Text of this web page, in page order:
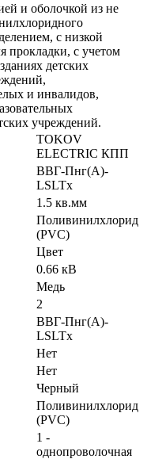
и оболочкой из не
с низкой
прокладки, с учетом
детских
и инвалидов,
учреждений.
TOKOV
ELECTRIC КПП
ВВГ-Пнг(А)-
LSLTx
1.5 кв.мм
Поливинилхлорид
(PVC)
Цвет
0.66 кВ
Медь
2
ВВГ-Пнг(А)-
LSLTx
Нет
Нет
Черный
Поливинилхлорид
(PVC)
1 -
однопроволочная